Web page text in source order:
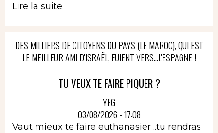
Lire la suite
DES MILLIERS DE CITOYENS DU PAYS (LE MAROC), QUI EST
LE MEILLEUR AMI D'ISRAËL, FUIENT VERS...L'ESPAGNE !
TU VEUX TE FAIRE PIQUER ?
YEG
03/08/2026 - 17:08
Vaut mieux te faire euthanasier ..tu rendras